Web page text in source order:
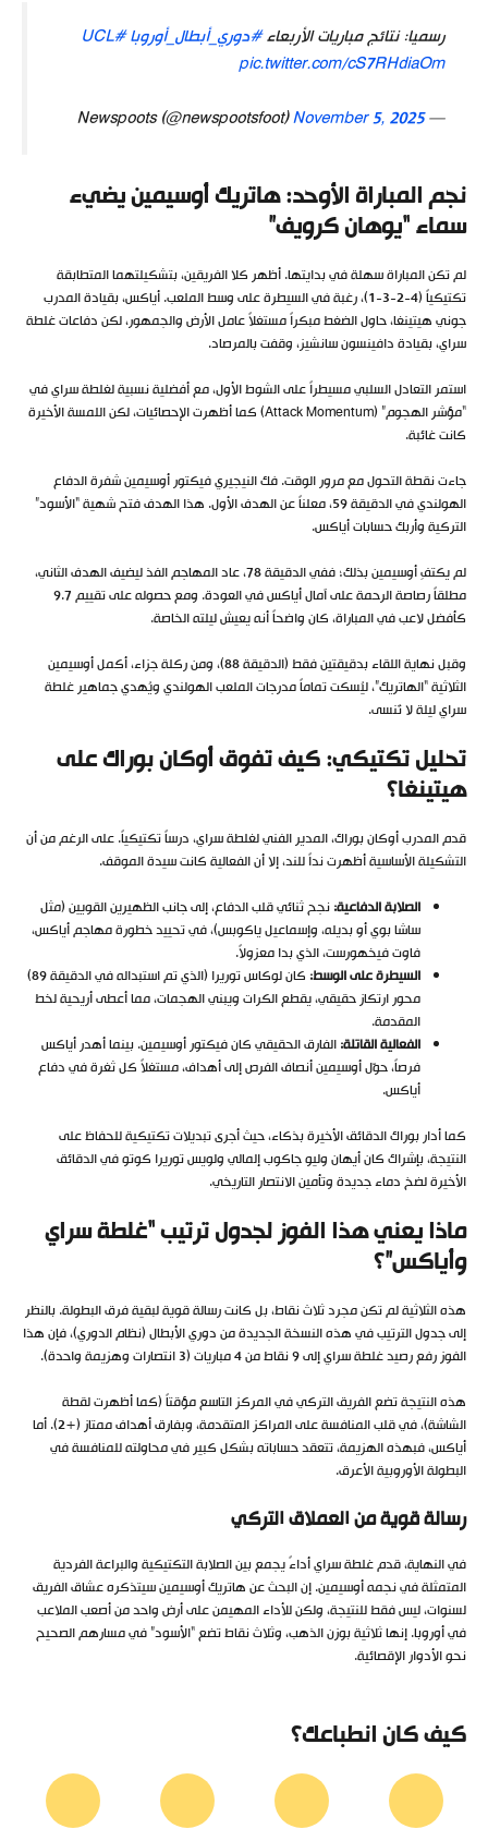
رسميا: نتائج مباريات الأربعاء#دوري_أبطال_أوروبا#UCL
pic.twitter.com/cS7RHdiaOm
— Newspoots (@newspootsfoot)
November 5, 2025
نجم المباراة الأوحد: هاتريك أوسيمين يضيء
سماء “يوهان كرويف”
لم تكن المباراة سهلة في بدايتها. أظهر كلا الفريقين، بتشكيلتهما المتطابقة
تكتيكياً (4-2-3-1)، رغبة في السيطرة على وسط الملعب. أياكس، بقيادة المدرب
جوني هيتينغا، حاول الضغط مبكراً مستغلاً عامل الأرض والجمهور، لكن دفاعات غلطة
سراي، بقيادة دافينسون سانشيز، وقفت بالمرصاد.
استمر التعادل السلبي مسيطراً على الشوط الأول، مع أفضلية نسبية لغلطة سراي في
“مؤشر الهجوم” (Attack Momentum) كما أظهرت الإحصائيات، لكن اللمسة الأخيرة
كانت غائبة.
جاءت نقطة التحول مع مرور الوقت. فك النيجيري فيكتور أوسيمين شفرة الدفاع
الهولندي في الدقيقة 59، معلناً عن الهدف الأول. هذا الهدف فتح شهية “الأسود”
التركية وأربك حسابات أياكس.
لم يكتفِ أوسيمين بذلك؛ ففي الدقيقة 78، عاد المهاجم الفذ ليضيف الهدف الثاني،
مطلقاً رصاصة الرحمة على آمال أياكس في العودة. ومع حصوله على تقييم 9.7
كأفضل لاعب في المباراة، كان واضحاً أنه يعيش ليلته الخاصة.
وقبل نهاية اللقاء بدقيقتين فقط (الدقيقة 88)، ومن ركلة جزاء، أكمل أوسيمين
الثلاثية “الهاتريك”، ليُسكت تماماً مدرجات الملعب الهولندي ويُهدي جماهير غلطة
سراي ليلة لا تُنسى.
تحليل تكتيكي: كيف تفوق أوكان بوراك على
هيتينغا؟
قدم المدرب أوكان بوراك، المدير الفني لغلطة سراي، درساً تكتيكياً. على الرغم من أن
التشكيلة الأساسية أظهرت نداً للند، إلا أن الفعالية كانت سيدة الموقف.
الصلابة الدفاعية:نجح ثنائي قلب الدفاع، إلى جانب الظهيرين القويين (مثل
ساشا بوي أو بديله، وإسماعيل ياكوبس)، في تحييد خطورة مهاجم أياكس،
فاوت فيخهورست، الذي بدا معزولاً.
السيطرة على الوسط:
كان لوكاس توريرا (الذي تم استبداله في الدقيقة 89)
محور ارتكاز حقيقي، يقطع الكرات ويبني الهجمات، مما أعطى أريحية لخط
المقدمة.
الفعالية القاتلة:الفارق الحقيقي كان فيكتور أوسيمين. بينما أهدر أياكس
فرصاً، حوّل أوسيمين أنصاف الفرص إلى أهداف، مستغلاً كل ثغرة في دفاع
أياكس.
كما أدار بوراك الدقائق الأخيرة بذكاء، حيث أجرى تبديلات تكتيكية للحفاظ على
النتيجة، بإشراك كان أيهان وليو جاكوب إلمالي ولويس توريرا كوتو في الدقائق
الأخيرة لضخ دماء جديدة وتأمين الانتصار التاريخي.
ماذا يعني هذا الفوز لجدول ترتيب “غلطة سراي
وأياكس”؟
هذه الثلاثية لم تكن مجرد ثلاث نقاط، بل كانت رسالة قوية لبقية فرق البطولة. بالنظر
إلى جدول الترتيب في هذه النسخة الجديدة من دوري الأبطال (نظام الدوري)، فإن هذا
الفوز رفع رصيد غلطة سراي إلى 9 نقاط من 4 مباريات (3 انتصارات وهزيمة واحدة).
هذه النتيجة تضع الفريق التركي في المركز التاسع مؤقتاً (كما أظهرت لقطة
الشاشة)، في قلب المنافسة على المراكز المتقدمة، وبفارق أهداف ممتاز (+2). أما
أياكس، فبهذه الهزيمة، تتعقد حساباته بشكل كبير في محاولته للمنافسة في
البطولة الأوروبية الأعرق.
رسالة قوية من العملاق التركي
في النهاية، قدم غلطة سراي أداءً يجمع بين الصلابة التكتيكية والبراعة الفردية
المتمثلة في نجمه أوسيمين. إن البحث عن هاتريك أوسيمين سيتذكره عشاق الفريق
لسنوات، ليس فقط للنتيجة، ولكن للأداء المهيمن على أرض واحد من أصعب الملاعب
في أوروبا. إنها ثلاثية بوزن الذهب، وثلاث نقاط تضع “الأسود” في مسارهم الصحيح
نحو الأدوار الإقصائية.
كيف كان انطباعك؟